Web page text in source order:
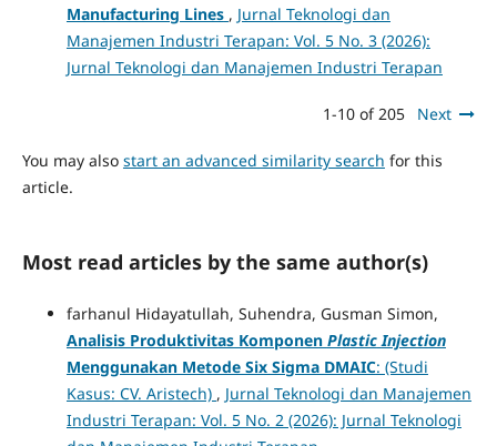
Manufacturing Lines , Jurnal Teknologi dan
Manajemen Industri Terapan: Vol. 5 No. 3 (2026):
Jurnal Teknologi dan Manajemen Industri Terapan
1-10 of 205 Next
You may also start an advanced similarity search for this
article.
Most read articles by the same author(s)
farhanul Hidayatullah, Suhendra, Gusman Simon,
Analisis Produktivitas Komponen Plastic Injection
Menggunakan Metode Six Sigma DMAIC: (Studi
Kasus: CV. Aristech) , Jurnal Teknologi dan Manajemen
Industri Terapan: Vol. 5 No. 2 (2026): Jurnal Teknologi